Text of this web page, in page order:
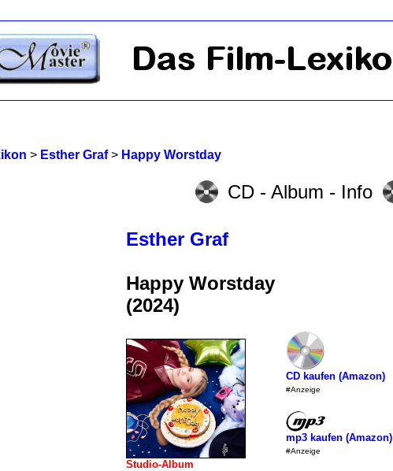
> Esther Graf> Happy Worstday
CD - Album - Info
Esther Graf
Happy Worstday
(2024)
Studio-Album
CD kaufen (Amazon)
#Anzeige
mp3 kaufen (Amazon)
#Anzeige